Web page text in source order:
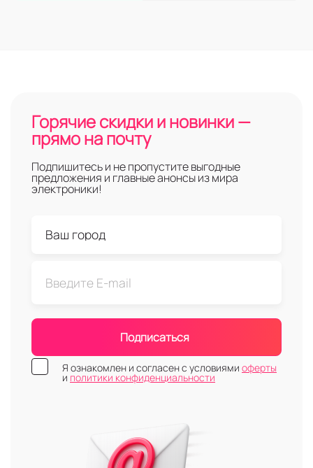
Горячие скидки и новинки —
прямо на почту
Подпишитесь и не пропустите выгодные
предложения и главные анонсы из мира
электроники!
Подписаться
Я ознакомлен и согласен с условиями оферты
и политики конфиденциальности